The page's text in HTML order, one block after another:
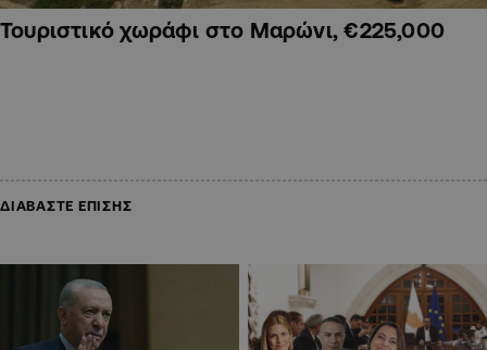
Τουριστικό χωράφι στο Μαρώνι, €225,000
ΔΙΑΒΑΣΤΕ ΕΠΙΣΗΣ